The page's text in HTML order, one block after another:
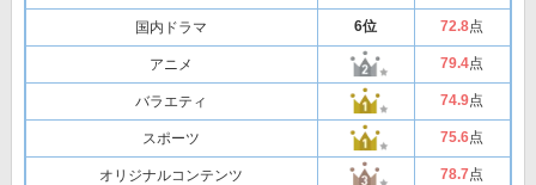
国内ドラマ 6位 72.8点
アニメ 79.4点
バラエティ 74.9点
スポーツ 75.6点
オリジナルコンテンツ 78.7点